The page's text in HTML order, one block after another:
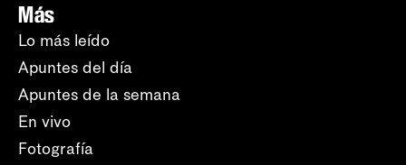
Más
Lo más leído
Apuntes del día
Apuntes de la semana
En vivo
Fotografía